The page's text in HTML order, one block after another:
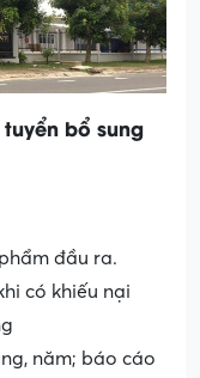
bổ sung
đầu ra.
có khiếu nại
năm; báo cáo